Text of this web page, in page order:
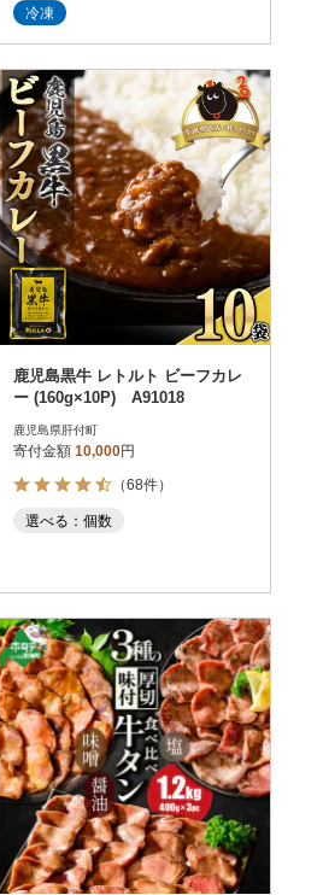
冷凍
鹿児島黒牛 レトルト ビーフカレ
ー (160g×10P) A91018
鹿児島県肝付町
寄付金額 10,000円
（68件）
選べる：個数